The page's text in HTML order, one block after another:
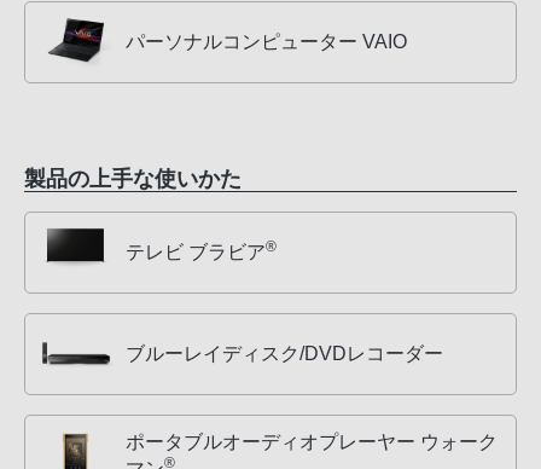
パーソナルコンピューター VAIO
製品の上手な使いかた
テレビ ブラビア®
ブルーレイディスク/DVDレコーダー
ポータブルオーディオプレーヤー ウォーク
®